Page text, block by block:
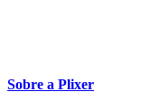
Sobre a Plixer